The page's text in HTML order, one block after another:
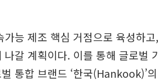
능 제조 핵심 거점으로 육성하
갈 계획이다. 이를 통해 글로벌
통합 브랜드 ‘한국(Hankook)’